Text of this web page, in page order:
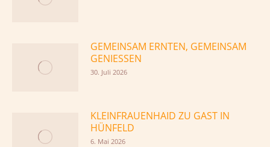
GEMEINSAM ERNTEN, GEMEINSAM
GENIESSEN
30. Juli 2026
KLEINFRAUENHAID ZU GAST IN
HÜNFELD
6. Mai 2026